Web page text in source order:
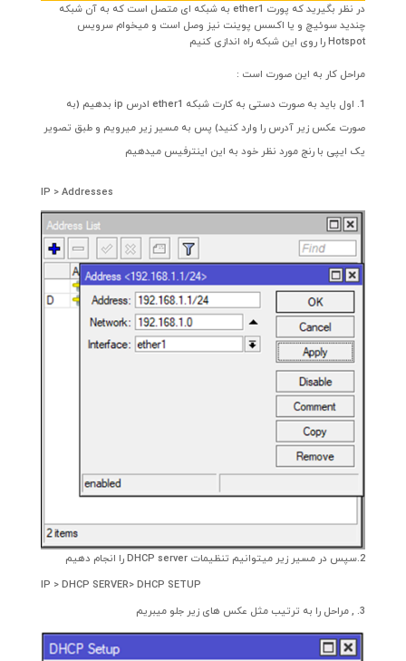
در نظر بگیرید که پورت ether1 به شبکه ای متصل است که به آن شبکه
چندید سوئیچ و یا اکسس پوینت نیز وصل است و میخوام سرویس
Hotspot را روی این شبکه راه اندازی کنیم
مراحل کار به این صورت است :
اول باید به صورت دستی به کارت شبکه ether1 ادرس ip بدهیم (به
صورت عکس زیر آدرس را وارد کنید) پس به مسیر زیر میرویم و طبق تصویر
یک ایپی با رنج مورد نظر خود به این اینترفیس میدهیم
IP > Addresses
2.سپس در مسیر زیر میتوانیم تنظیمات DHCP server را انجام دهیم
IP > DHCP SERVER> DHCP SETUP
3. , مراحل را به ترتیب مثل عکس های زیر جلو میبریم